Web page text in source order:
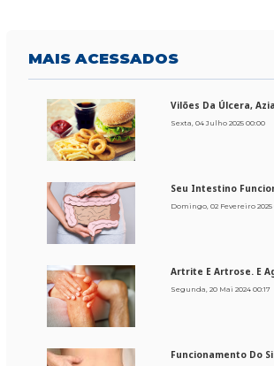
MAIS ACESSADOS
Vilões Da Úlcera,
Sexta, 04 Julho 2025 00:00
Seu Intestino
Domingo, 02 Fevereiro 2025
Artrite E Artrose. E
Segunda, 20 Mai 2024 00:17
Funcionamento Do